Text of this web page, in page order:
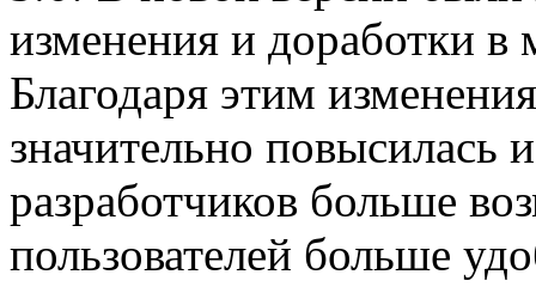
изменения и доработки в
Благодаря этим
значительно повысилась
разработчиков больше
пользователей больше